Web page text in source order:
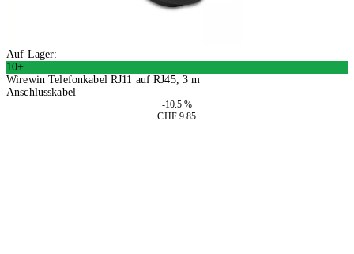
Auf Lager:
10+
Wirewin Telefonkabel RJ11 auf RJ45, 3 m
Anschlusskabel
-10.5 %
CHF 9.85